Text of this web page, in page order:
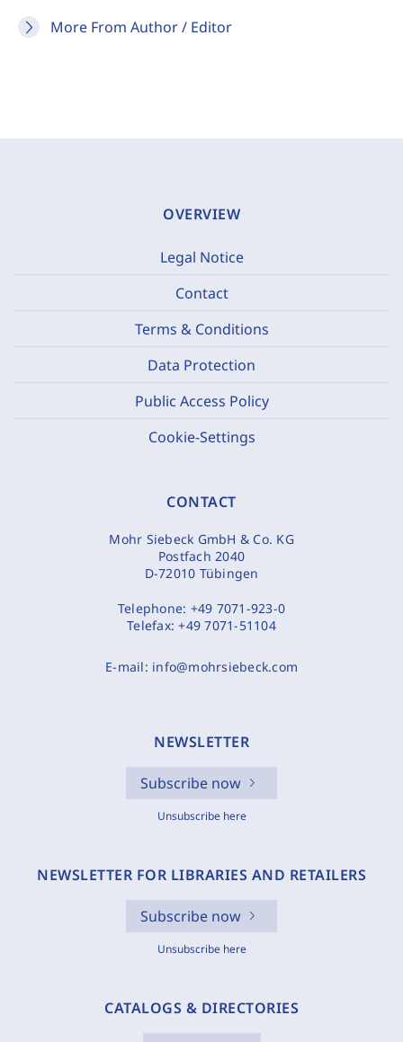
More From Author / Editor
OVERVIEW
Legal Notice
Contact
Terms & Conditions
Data Protection
Public Access Policy
Cookie-Settings
CONTACT
Mohr Siebeck GmbH & Co. KG
Postfach 2040
D-72010 Tübingen
Telephone: +49 7071-923-0
Telefax:+49 7071-51104
E-mail: info@mohrsiebeck.com
NEWSLETTER
Subscribe now
Unsubscribe here
NEWSLETTER FOR LIBRARIES AND RETAILERS
Subscribe now
Unsubscribe here
CATALOGS & DIRECTORIES